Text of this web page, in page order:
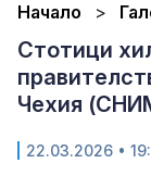
Начало
Стотици
Чехия
22.03.2026 •